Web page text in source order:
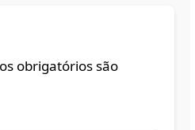
obrigatórios são